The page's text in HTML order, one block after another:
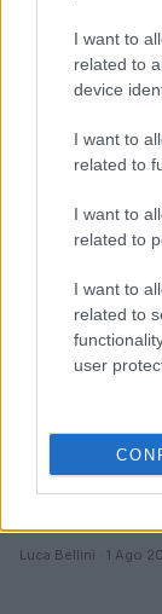
I want to
related to
device
I want to
related to
I want to
related to
I want to
related to
user
Papa Leone
Matteo Pellegrino ·
Caldo record
Luca Bellini · 1 Ago